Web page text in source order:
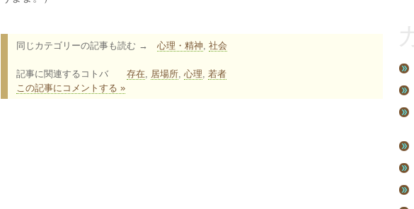
同じカテゴリーの記事も読む → 心理・精神 社会
記事に関連するコトバ 存在 居場所 心理 若者
この記事にコメントする »